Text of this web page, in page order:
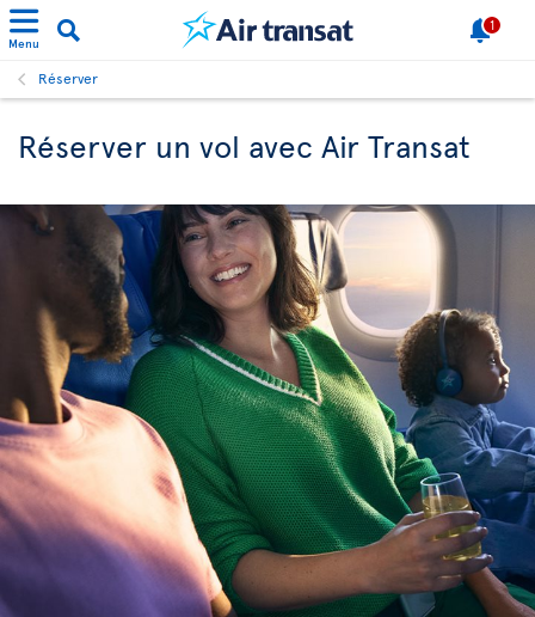
Menu
1
Réserver
Réserver un vol avec Air Transat